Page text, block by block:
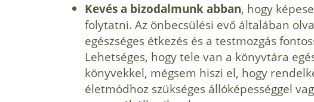
Kevés a bizodalmunk abban, hogy
folytatni. Az önbecsülési evő általában
egészséges étkezés és a testmozgás
Lehetséges, hogy tele van a könyvtára
könyvekkel, mégsem hiszi el, hogy
életmódhoz szükséges állóképességgel